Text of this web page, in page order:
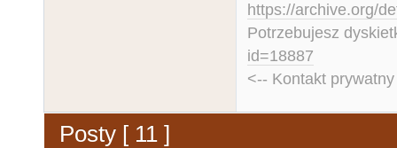
https://archive.org/
Potrzebujesz
id=18887
<-- Kontakt
Posty [ 11 ]